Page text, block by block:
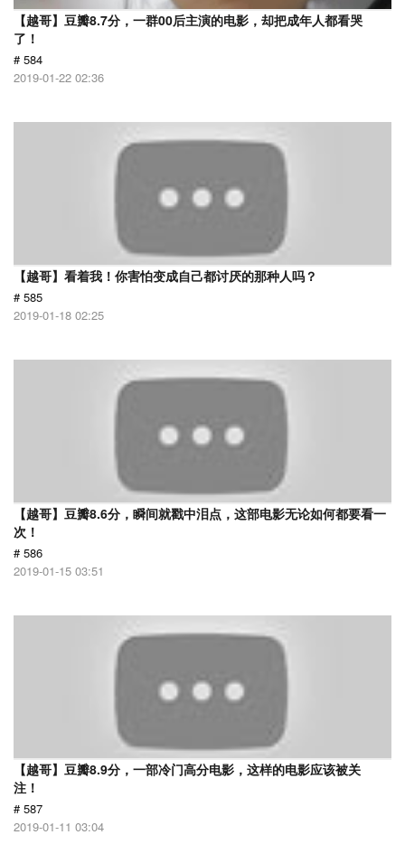
【越哥】豆瓣8.7分，一群00后主演的电影，却把成年人都看哭
了！
# 584
2019-01-22 02:36
【越哥】看着我！你害怕变成自己都讨厌的那种人吗？
# 585
2019-01-18 02:25
【越哥】豆瓣8.6分，瞬间就戳中泪点，这部电影无论如何都要看一
次！
# 586
2019-01-15 03:51
【越哥】豆瓣8.9分，一部冷门高分电影，这样的电影应该被关
注！
# 587
2019-01-11 03:04